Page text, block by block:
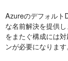
Azureのデフォルト
な名前解決を提供
をまたぐ構成には
ンが必要になります。